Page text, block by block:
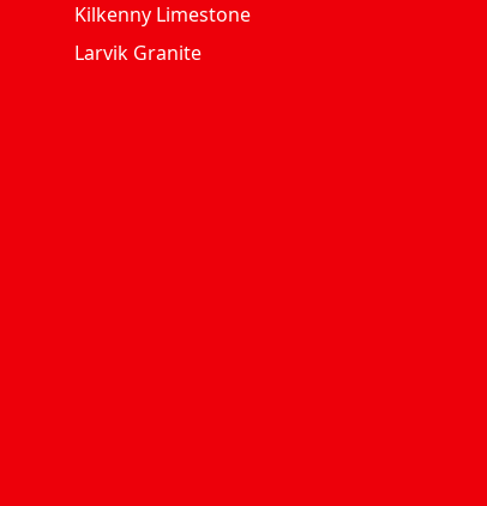
Kilkenny Limestone
Larvik Granite